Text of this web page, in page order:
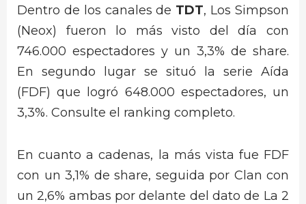
Dentro de los canales de TDT, Los Simpson
(Neox) fueron lo más visto del día con
746.000 espectadores y un 3,3% de share.
En segundo lugar se situó la serie Aída
(FDF) que logró 648.000 espectadores, un
3,3%. Consulte el ranking completo.
En cuanto a cadenas, la más vista fue FDF
con un 3,1% de share, seguida por Clan con
un 2,6% ambas por delante del dato de La 2